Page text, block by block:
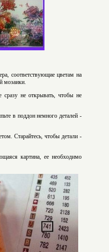
соответствующие цветам на
мозаики.
не открывать, чтобы не
в поддон немного деталей -
Старайтесь, чтобы детали -
картина, ее необходимо